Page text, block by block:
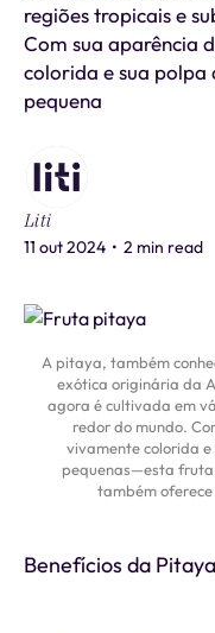
regiões tropicais e
Com sua aparência
colorida e sua polpa
pequena
Liti
11 out 2024 • 2 min read
A pitaya, também
exótica originária da
agora é cultivada em
redor do mundo.
vivamente colorida
pequenas—esta
também
Benefícios da